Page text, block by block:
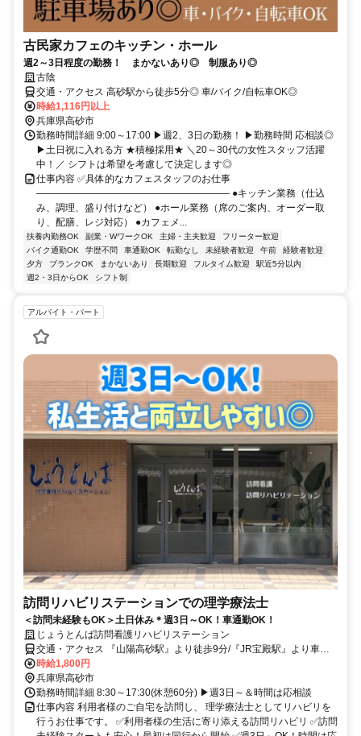
古民家カフェのキッチン・ホール
週2～3日程度の勤務！ まかないあり◎ 制服あり◎
古陰
交通・アクセス 高砂駅から徒歩5分◎ 車/バイク/自転車OK◎
時給1,116円以上
兵庫県高砂市
勤務時間詳細 9:00～17:00 ▶週2、3日の勤務！ ▶勤務時間 応相談◎
▶土日祝に入れる方 ★積極採用★ ＼20～30代の女性スタッフ活躍
中！／ シフトは希望を考慮して決定します◎
仕事内容 ✅具体的なカフェスタッフのお仕事
―――――――――――――――――――― ●キッチン業務（仕込
み、調理、盛り付けなど） ●ホール業務（席のご案内、オーダー取
り、配膳、レジ対応） ●カフェメ...
扶養内勤務OK 副業・WワークOK 主婦・主夫歓迎
フリーター歓迎
バイク通勤OK
学歴不問 車通勤OK 転勤なし 未経験者歓迎 午前
経験者歓迎
夕方
ブランクOK まかないあり 長期歓迎 フルタイム歓迎
駅近5分以内
週2・3日からOK
シフト制
アルバイト・パート
訪問リハビリステーションでの理学療法士
＜訪問未経験もOK＞土日休み＊週3日～OK！車通勤OK！
じょうとんば訪問看護リハビリステーション
交通・アクセス 『山陽高砂駅』より徒歩9分/『JR宝殿駅』より車で
13分/加古川駅より車で15分
時給1,800円
兵庫県高砂市
勤務時間詳細 8:30～17:30(休憩60分) ▶週3日～＆時間は応相談
仕事内容 利用者様のご自宅を訪問し、 理学療法士としてリハビリを
行うお仕事です。 ✅利用者様の生活に寄り添える訪問リハビリ ✅訪問